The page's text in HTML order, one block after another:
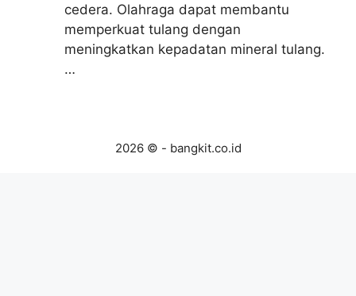
cedera. Olahraga dapat membantu
memperkuat tulang dengan
meningkatkan kepadatan mineral tulang.
…
2026 © - bangkit.co.id